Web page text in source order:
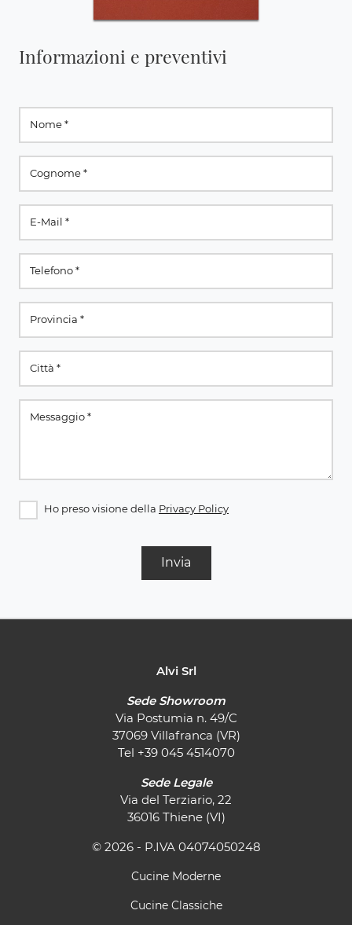
Informazioni e preventivi
Ho preso visione della Privacy Policy
Invia
Alvi Srl
Sede Showroom
Via Postumia n. 49/C
37069 Villafranca (VR)
Tel +39 045 4514070
Sede Legale
Via del Terziario, 22
36016 Thiene (VI)
© 2026 - P.IVA 04074050248
Cucine Moderne
Cucine Classiche